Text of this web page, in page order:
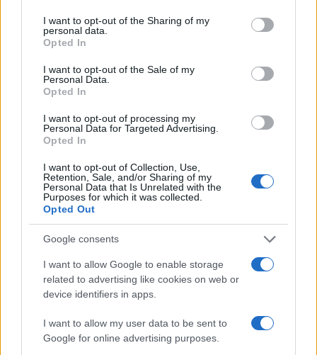
not limited to your visit or usage behaviour. You may click to
grant or deny consent to Google and its third-party tags to
use your data for below specified purposes in below Google
consent section.
I want to opt-out of the Sharing of my
personal data.
Opted In
I want to opt-out of the Sale of my
Personal Data.
Opted In
I want to opt-out of processing my
Personal Data for Targeted Advertising.
Opted In
I want to opt-out of Collection, Use,
Retention, Sale, and/or Sharing of my
Personal Data that Is Unrelated with the
Purposes for which it was collected.
Opted Out
Google consents
I want to allow Google to enable storage
related to advertising like cookies on web or
device identifiers in apps.
I want to allow my user data to be sent to
Google for online advertising purposes.
Programación deportiva gratuita: lo que
El verano de 2026 está repleto de eventos…
DEPORTES
FIFA anuncia que las futbolistas recibirán
baja de maternidad
La FIFA anunció que las futbolistas profesionales recibirán…